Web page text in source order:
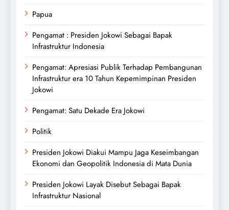
Papua
Pengamat : Presiden Jokowi Sebagai Bapak
Infrastruktur Indonesia
Pengamat: Apresiasi Publik Terhadap Pembangunan
Infrastruktur era 10 Tahun Kepemimpinan Presiden
Jokowi
Pengamat: Satu Dekade Era Jokowi
Politik
Presiden Jokowi Diakui Mampu Jaga Keseimbangan
Ekonomi dan Geopolitik Indonesia di Mata Dunia
Presiden Jokowi Layak Disebut Sebagai Bapak
Infrastruktur Nasional